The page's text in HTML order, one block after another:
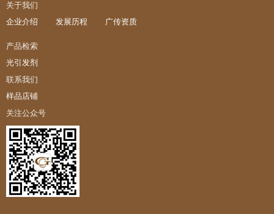
关于我们
企业介绍 发展历程 广传资质
产品检索
光引发剂
联系我们
样品店铺
关注公众号